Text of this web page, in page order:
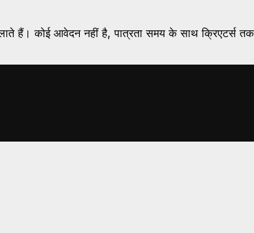
हैं। कोई आवेदन नहीं है, पात्रता समय के साथ क्रिएटर्स